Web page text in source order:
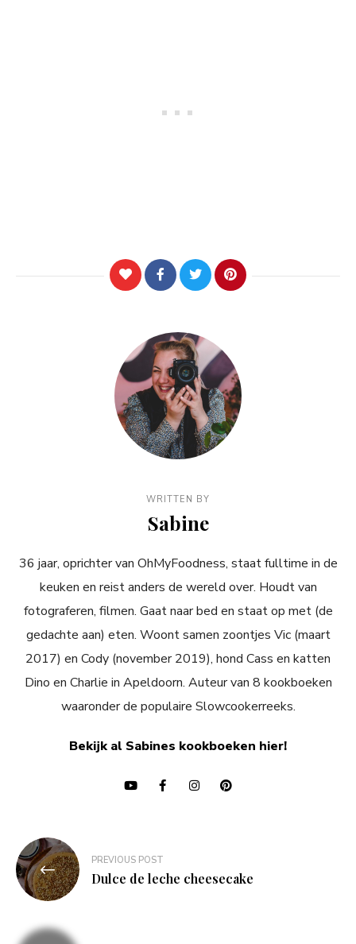
WRITTEN BY
Sabine
36 jaar, oprichter van OhMyFoodness, staat fulltime in de
keuken en reist anders de wereld over. Houdt van
fotograferen, filmen. Gaat naar bed en staat op met (de
gedachte aan) eten. Woont samen zoontjes Vic (maart
2017) en Cody (november 2019), hond Cass en katten
Dino en Charlie in Apeldoorn. Auteur van 8 kookboeken
waaronder de populaire Slowcookerreeks.
Bekijk al Sabines kookboeken hier!
Bericht
navigatie
PREVIOUS POST
Dulce de leche cheesecake